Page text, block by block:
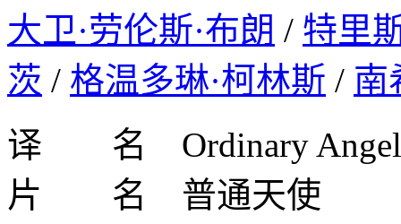
大卫·劳伦斯·布朗 / 特里
茨 / 格温多琳·柯林斯 / 南
译 名 Ordinary
片 名 普通天使